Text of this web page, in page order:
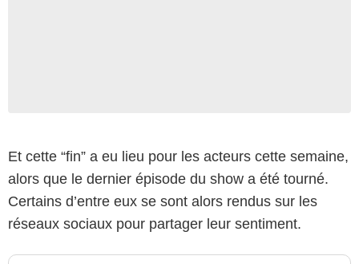
Et cette “fin” a eu lieu pour les acteurs cette semaine,
alors que le dernier épisode du show a été tourné.
Certains d’entre eux se sont alors rendus sur les
réseaux sociaux pour partager leur sentiment.